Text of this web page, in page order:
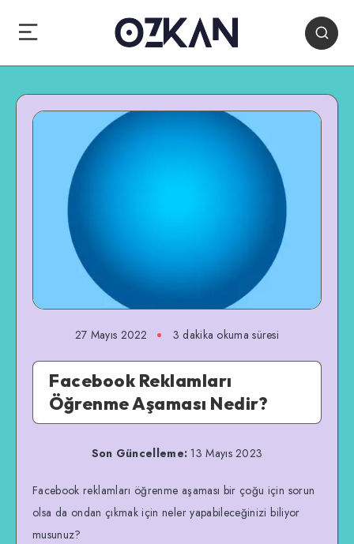
27 Mayıs 2022 3 dakika okuma süresi
Facebook Reklamları
Öğrenme Aşaması Nedir?
Son Güncelleme: 13 Mayıs 2023
Facebook reklamları öğrenme aşaması bir çoğu için sorun
olsa da ondan çıkmak için neler yapabileceğinizi biliyor
musunuz?